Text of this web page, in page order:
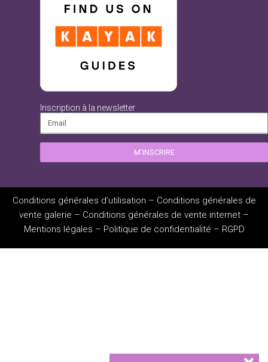
Inscription à la newsletter
M'INSCRIRE
Conditions générales d’utilisation – Conditions générales de
vente galerie – Conditions générales de vente internet –
Mentions légales – Politique de confidentialité – RGPD